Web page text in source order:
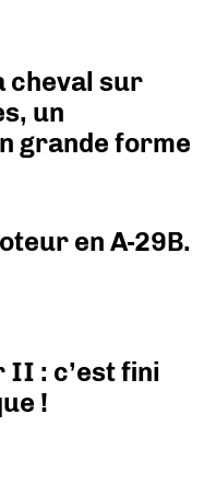
cheval sur
un
grande forme
en A-29B.
: c’est fini
!